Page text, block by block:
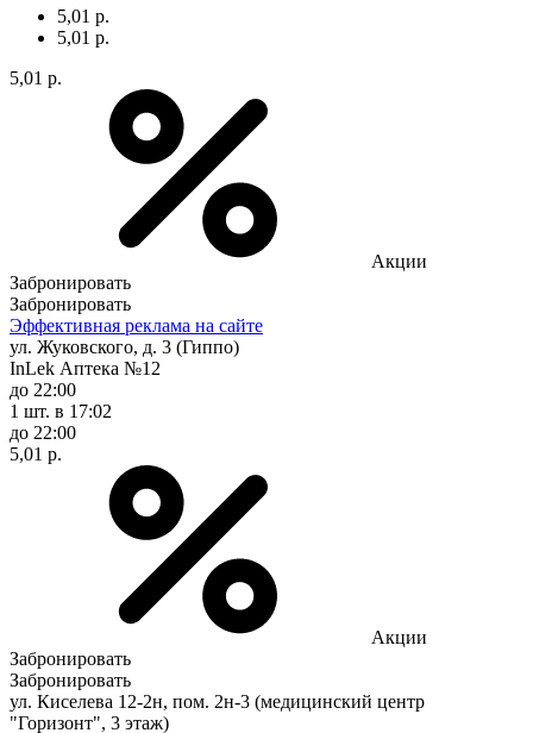
5,01 р.
5,01 р.
5,01 р.
Акции
Забронировать
Забронировать
Эффективная реклама на сайте
ул. Жуковского, д. 3 (Гиппо)
InLek Аптека №12
до 22:00
1 шт. в 17:02
до 22:00
5,01 р.
Акции
Забронировать
Забронировать
ул. Киселева 12-2н, пом. 2н-3 (медицинский центр
"Горизонт", 3 этаж)